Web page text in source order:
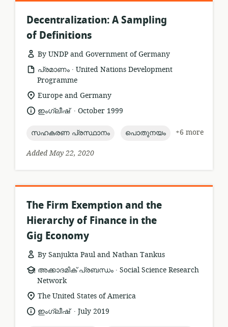
Decentralization: A Sampling
of Definitions
By UNDP and Government of Germany
resource
format:
പ്രമാണം .
publisher:
United Nations Development
Programme
location
relevance:
Europe and Germany
language:
ഇംഗ്ലീഷ് .
dateOctober 1999
topic:
സഹകരണ പ്രസ്ഥാനം topic:
പൊതുനയം
+6 more
Added May 22, 2020
The Firm Exemption and the
Hierarchy of Finance in the
Gig Economy
By Sanjukta Paul and Nathan Tankus
resource
format:
അക്കാദമിക് പ്രബന്ധം .
publisher:
Social Science Research
Network
location
relevance:
The United States of America
language:
ഇംഗ്ലീഷ് .
dateJuly 2019